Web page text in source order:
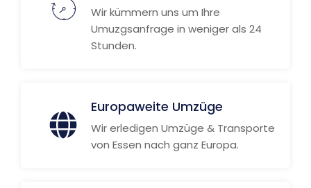
Wir kümmern uns um Ihre
Umuzgsanfrage in weniger als 24
Stunden.
Europaweite Umzüge
Wir erledigen Umzüge & Transporte
von Essen nach ganz Europa.